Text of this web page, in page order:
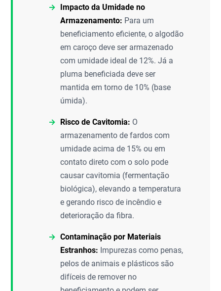
Impacto da Umidade no
Armazenamento: Para um
beneficiamento eficiente, o algodão
em caroço deve ser armazenado
com umidade ideal de 12%. Já a
pluma beneficiada deve ser
mantida em torno de 10% (base
úmida).
Risco de Cavitomia: O
armazenamento de fardos com
umidade acima de 15% ou em
contato direto com o solo pode
causar cavitomia (fermentação
biológica), elevando a temperatura
e gerando risco de incêndio e
deterioração da fibra.
Contaminação por Materiais
Estranhos: Impurezas como penas,
pelos de animais e plásticos são
difíceis de remover no